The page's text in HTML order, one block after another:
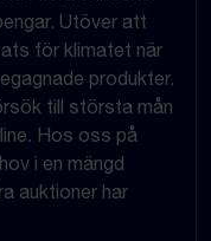
Utöver att
för klimatet när
produkter.
till största mån
Hos oss på
i en mängd
auktioner har